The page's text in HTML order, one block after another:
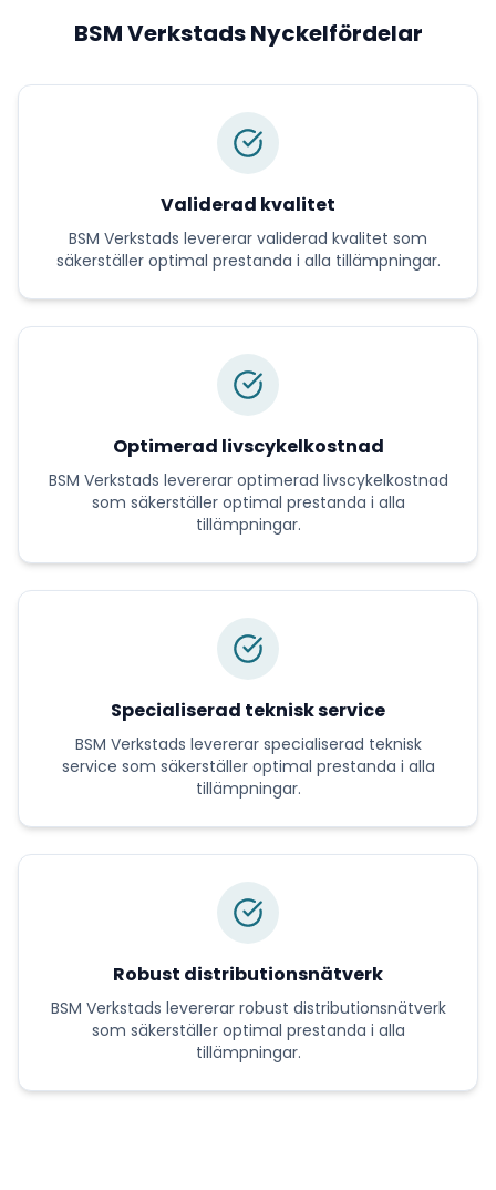
BSM VerkstadsNyckelfördelar
Validerad kvalitet
BSM Verkstads levererar validerad kvalitet som
säkerställer optimal prestanda i alla tillämpningar.
Optimerad livscykelkostnad
BSM Verkstads levererar optimerad livscykelkostnad
som säkerställer optimal prestanda i alla
tillämpningar.
Specialiserad teknisk service
BSM Verkstads levererar specialiserad teknisk
service som säkerställer optimal prestanda i alla
tillämpningar.
Robust distributionsnätverk
BSM Verkstads levererar robust distributionsnätverk
som säkerställer optimal prestanda i alla
tillämpningar.